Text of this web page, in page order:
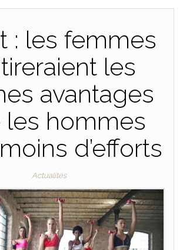
: les femmes
les
avantages
les hommes
d’efforts
Actualités